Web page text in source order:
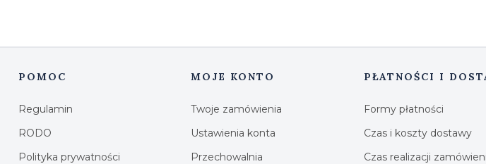
Linki w stopce
POMOC
Regulamin
RODO
Polityka prywatności
MOJE KONTO
Twoje zamówienia
Ustawienia konta
Przechowalnia
PŁATNOŚCI I
Formy płatności
Czas i koszty dostawy
Czas realizacji